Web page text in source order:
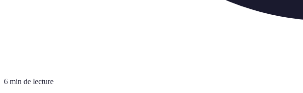
6 min de lecture